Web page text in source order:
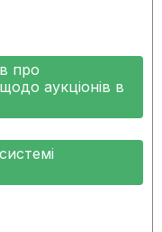
of the
in the
of the
про
аукціонів в